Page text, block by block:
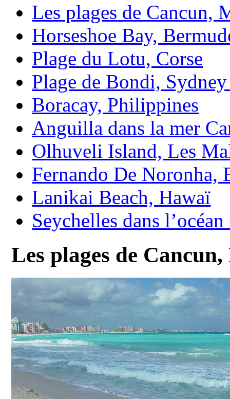
Les plages de Cancun,
Horseshoe Bay,
Plage du Lotu, Corse
Plage de Bondi,
Boracay, Philippines
Anguilla dans la mer
Olhuveli Island, Les
Fernando De Noronha,
Lanikai Beach, Hawaï
Seychelles dans
Les plages de